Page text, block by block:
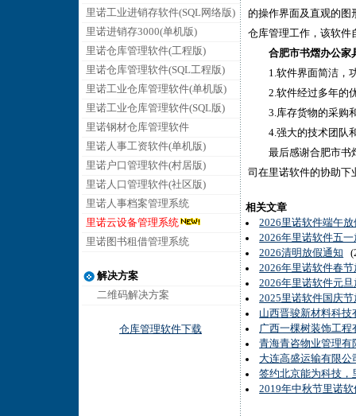
里诺工业进销存软件(SQL网络版)
里诺进销存3000(单机版)
里诺仓库管理软件(工程版)
里诺仓库管理软件(SQL工程版)
里诺工业仓库管理软件(单机版)
里诺工业仓库管理软件(SQL版)
里诺钢材仓库管理软件
里诺人事工资软件(单机版)
里诺户口管理软件(村居版)
里诺人口管理软件(社区版)
里诺人事档案管理系统
里诺云设备管理系统
里诺图书租借管理系统
解决方案
二维码解决方案
仓库管理软件下载
的操作界面及直观的图
仓库管理工作，该软件
合肥市书熠办公家具
1.软件界面简洁，功
2.软件经过多年的优
3.库存货物的采购和
4.强大的技术团队和
最后感谢合肥市书熠
司在里诺软件的协助下
相关文章
2026里诺软件端午
2026年里诺软件五
2026清明放假通知
2026年里诺软件春
2026年里诺软件元
2025里诺软件国庆
山西晋骏新材料科
广西一棵树装饰工
青海青咨物业管理有
大连高盛运输有限
签约北京能为科技，
2019年中秋节里诺